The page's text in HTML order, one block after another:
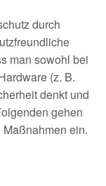
durch
man sowohl bei
(z. B.
denkt und
gehen
ein.